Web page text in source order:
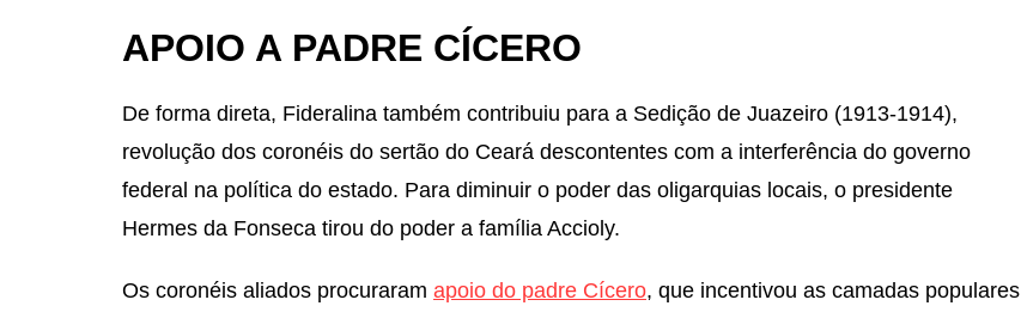
APOIO A PADRE CÍCERO
De forma direta, Fideralina também contribuiu para a Sedição de Juazeiro (1913-1914),
revolução dos coronéis do sertão do Ceará descontentes com a interferência do governo
federal na política do estado. Para diminuir o poder das oligarquias locais, o presidente
Hermes da Fonseca tirou do poder a família Accioly.
Os coronéis aliados procuraram apoio do padre Cícero, que incentivou as camadas populares